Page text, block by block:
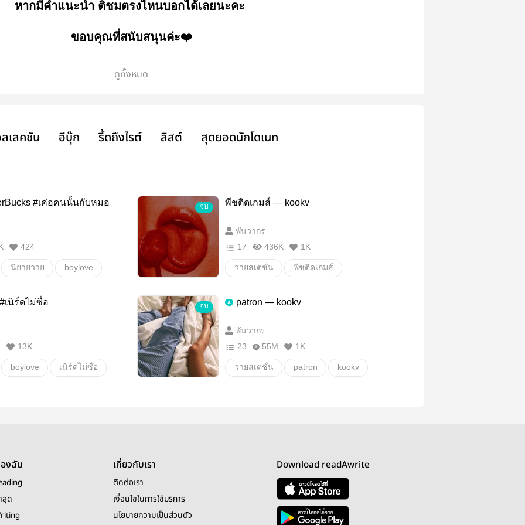
หากมีคำแนะนำ ติชมตรงไหนบอกได้เลยนะคะ
ขอบคุณที่สนับสนุนค่ะ❤️
ดูทั้งหมด
เลคชัน อีบุ๊ก รี้ดถึงไรต์ ลิสต์ สุดยอดนักโดเนท
#เค่อคนนั้นกับหมอ
424
นิยายวาย boylove
จบ พีชติดเกมส์ — kookv
พันวากร
17
436K 1K
วายสเตชั่น พีชติดเกมส์
เนิร์ดไม่ซื่อ
13K
boylove เนิร์ดไม่ซื่อ
จบ patron — kookv
พันวากร
23
55M 1K
วายสเตชั่น patron kookv
งฉัน
สุด
เกี่ยวกับเรา
ติดต่อเรา
เงื่อนไขในการใช้บริการ
นโยบายความเป็นส่วนตัว
Download readAwrite